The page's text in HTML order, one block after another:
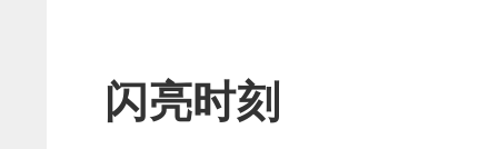
闪亮时刻